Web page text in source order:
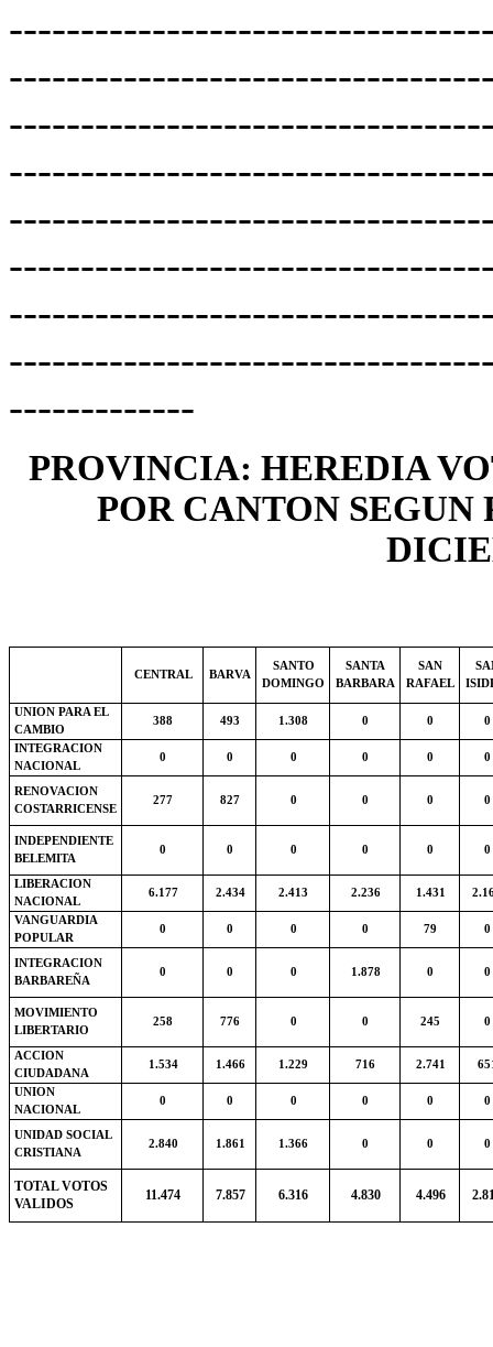
-------------
PROVINCIA: HEREDIA
POR CANTON
CENTRAL BARVA
SANTO
DOMINGO
SANTA
BARBARA
SAN
RAFAEL
UNION PARA EL
CAMBIO
388 493 1.308 0 0 0
INTEGRACION
NACIONAL
0 0 0 0 0 0
RENOVACION
COSTARRICENSE
277 827 0 0 0 0
INDEPENDIENTE
BELEMITA
0 0 0 0 0 0
LIBERACION
NACIONAL
6.177 2.434 2.413 2.236 1.431
VANGUARDIA
POPULAR
0 0 0 0 79 0
INTEGRACION
BARBAREÑA
0 0 0 1.878 0 0
MOVIMIENTO
LIBERTARIO
258 776 0 0 245 0
ACCION
CIUDADANA
1.534 1.466 1.229 716 2.741
UNION
NACIONAL
0 0 0 0 0 0
UNIDAD SOCIAL
CRISTIANA
2.840 1.861 1.366 0 0 0
TOTAL VOTOS
VALIDOS
11.474 7.857 6.316 4.830 4.496